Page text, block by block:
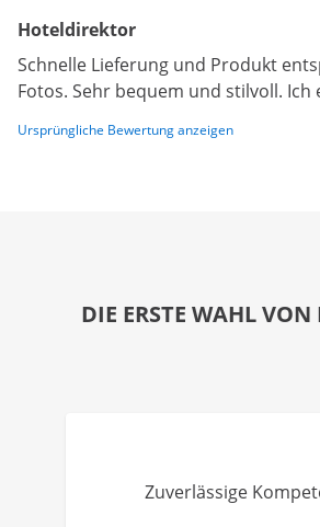
Hoteldirektor
Schnelle Lieferung und Produkt
Fotos. Sehr bequem und stilvoll. Ich
Ursprüngliche Bewertung anzeigen
DIE ERSTE WAHL VON
Zuverlässige